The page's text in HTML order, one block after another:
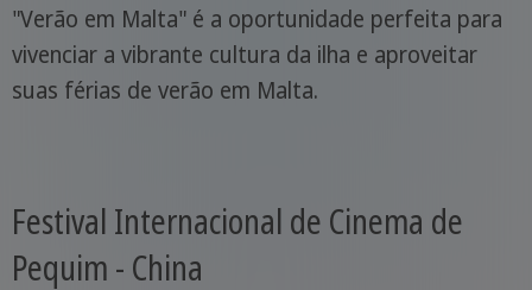
"Verão em Malta" é a oportunidade perfeita para
vivenciar a vibrante cultura da ilha e aproveitar
suas férias de verão em Malta.
Festival Internacional de Cinema de
Pequim - China